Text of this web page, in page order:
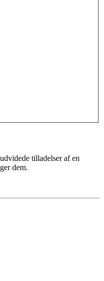
tilladelser af en
dem.